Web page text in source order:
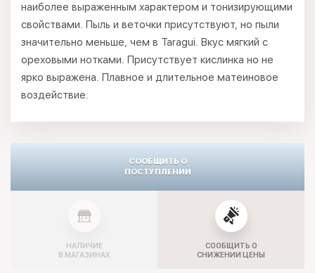
наиболее выраженным характером и тонизирующими
свойствами. Пыль и веточки присутствуют, но пыли
значительно меньше, чем в Taragui. Вкус мягкий с
ореховыми нотками. Присутствует кислинка но не
ярко выражена. Плавное и длительное матеиновое
воздействие.
СООБЩИТЬ О
ПОСТУПЛЕНИИ
НАЛИЧИЕ
В МАГАЗИНАХ
СООБЩИТЬ О
СНИЖЕНИИ ЦЕНЫ